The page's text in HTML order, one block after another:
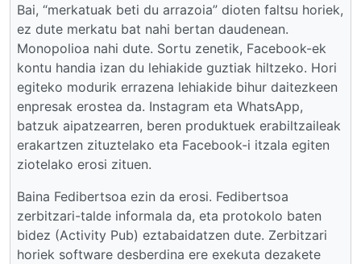
Bai, “merkatuak beti du arrazoia” dioten faltsu horiek,
ez dute merkatu bat nahi bertan daudenean.
Monopolioa nahi dute. Sortu zenetik, Facebook-ek
kontu handia izan du lehiakide guztiak hiltzeko. Hori
egiteko modurik errazena lehiakide bihur daitezkeen
enpresak erostea da. Instagram eta WhatsApp,
batzuk aipatzearren, beren produktuek erabiltzaileak
erakartzen zituztelako eta Facebook-i itzala egiten
ziotelako erosi zituen.
Baina Fedibertsoa ezin da erosi. Fedibertsoa
zerbitzari-talde informala da, eta protokolo baten
bidez (Activity Pub) eztabaidatzen dute. Zerbitzari
horiek software desberdina ere exekuta dezakete